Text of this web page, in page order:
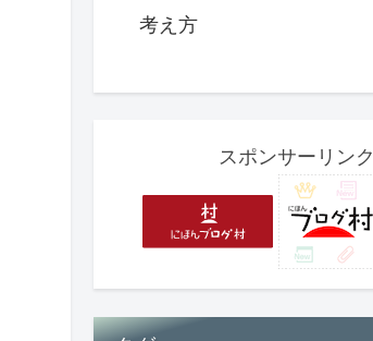
考え方
スポンサーリンク